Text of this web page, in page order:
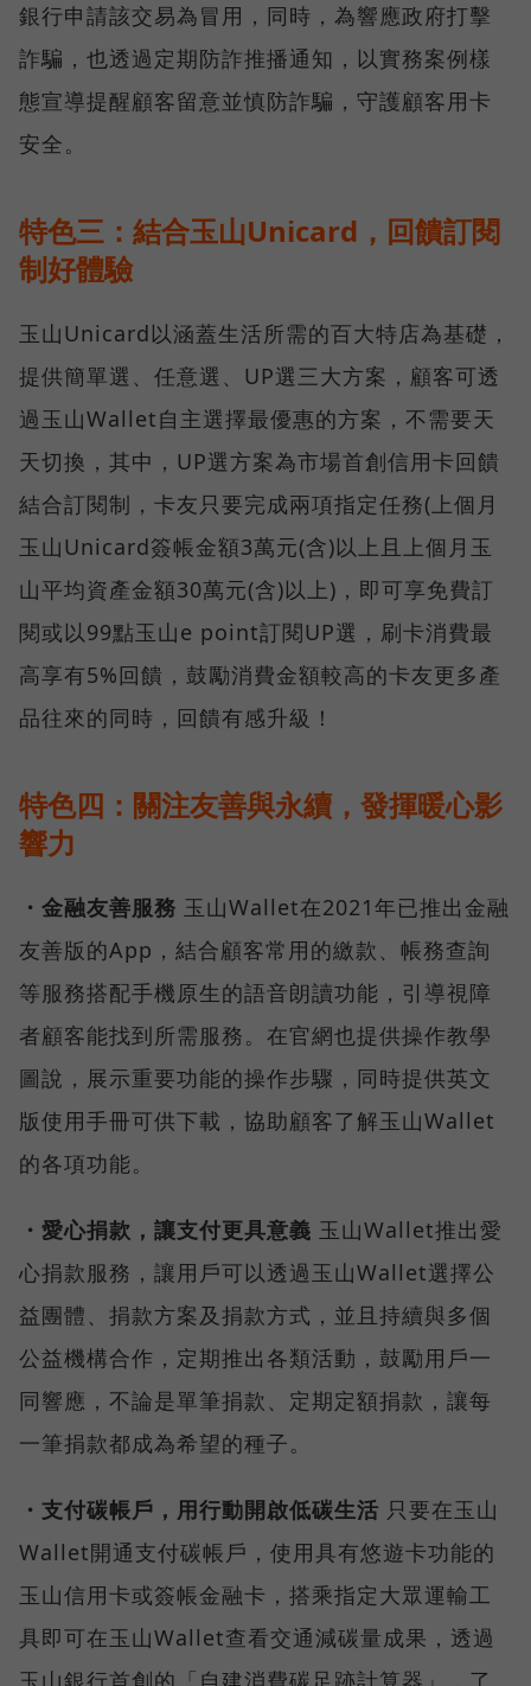
銀行申請該交易為冒用，同時，為響應政府打擊
詐騙，也透過定期防詐推播通知，以實務案例樣
態宣導提醒顧客留意並慎防詐騙，守護顧客用卡
安全。
特色三：結合玉山Unicard，回饋訂閱
制好體驗
玉山Unicard以涵蓋生活所需的百大特店為基礎，
提供簡單選、任意選、UP選三大方案，顧客可透
過玉山Wallet自主選擇最優惠的方案，不需要天
天切換，其中，UP選方案為市場首創信用卡回饋
結合訂閱制，卡友只要完成兩項指定任務(上個月
玉山Unicard簽帳金額3萬元(含)以上且上個月玉
山平均資產金額30萬元(含)以上)，即可享免費訂
閱或以99點玉山e point訂閱UP選，刷卡消費最
高享有5%回饋，鼓勵消費金額較高的卡友更多產
品往來的同時，回饋有感升級！
特色四：關注友善與永續，發揮暖心影
響力
・金融友善服務 玉山Wallet在2021年已推出金融
友善版的App，結合顧客常用的繳款、帳務查詢
等服務搭配手機原生的語音朗讀功能，引導視障
者顧客能找到所需服務。在官網也提供操作教學
圖說，展示重要功能的操作步驟，同時提供英文
版使用手冊可供下載，協助顧客了解玉山Wallet
的各項功能。
・愛心捐款，讓支付更具意義 玉山Wallet推出愛
心捐款服務，讓用戶可以透過玉山Wallet選擇公
益團體、捐款方案及捐款方式，並且持續與多個
公益機構合作，定期推出各類活動，鼓勵用戶一
同響應，不論是單筆捐款、定期定額捐款，讓每
一筆捐款都成為希望的種子。
・支付碳帳戶，用行動開啟低碳生活 只要在玉山
Wallet開通支付碳帳戶，使用具有悠遊卡功能的
玉山信用卡或簽帳金融卡，搭乘指定大眾運輸工
具即可在玉山Wallet查看交通減碳量成果，透過
玉山銀行首創的「自建消費碳足跡計算器」，了